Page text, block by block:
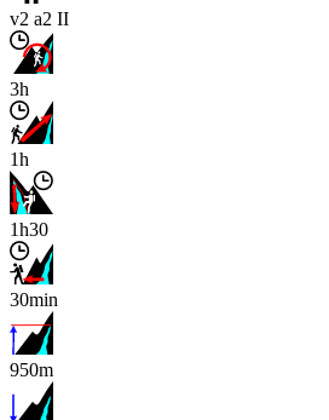
v2 a2 II
3h
1h
1h30
30min
950m